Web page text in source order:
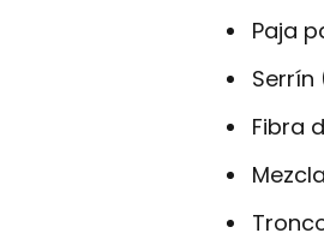
Paja
Fibra